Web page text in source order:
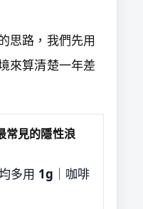
思路，我們先用
來算清楚一年差
常見的隱性浪
多用 1g ｜咖啡